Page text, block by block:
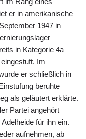
er in amerikanische
1947 in
in Kategorie 4a –
Im
er schließlich in
beruhte
als geläutert erklärte.
Partei angehört
für ihn ein.
aufnehmen, ab